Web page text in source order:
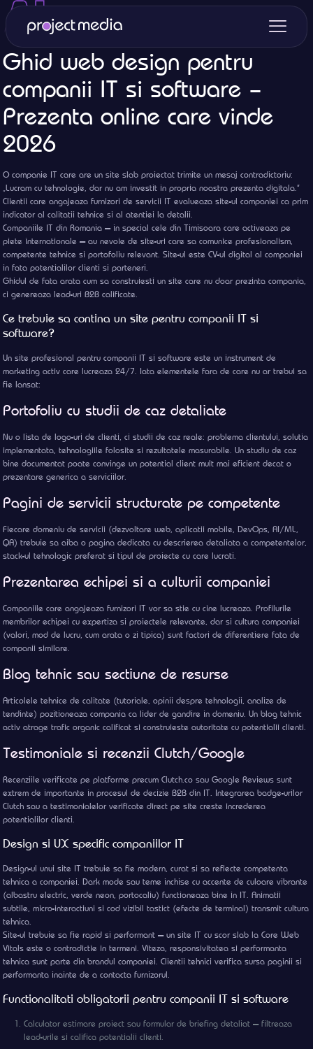
Ghid web design pentru
companii IT si software –
Prezenta online care vinde
2026
O companie IT care are un site slab proiectat trimite un mesaj contradictoriu:
„Lucram cu tehnologie, dar nu am investit in propria noastra prezenta digitala.”
Clientii care angajeaza furnizori de servicii IT evalueaza site-ul companiei ca prim
indicator al calitatii tehnice si al atentiei la detalii.
Companiile IT din Romania — in special cele din Timisoara care activeaza pe
piete internationale — au nevoie de site-uri care sa comunice profesionalism,
competente tehnice si portofoliu relevant. Site-ul este CV-ul digital al companiei
in fata potentialilor clienti si parteneri.
Ghidul de fata arata cum sa construiesti un site care nu doar prezinta compania,
ci genereaza lead-uri B2B calificate.
Ce trebuie sa contina un site pentru companii IT si
software?
Un site profesional pentru companii IT si software este un instrument de
marketing activ care lucreaza 24/7. Iata elementele fara de care nu ar trebui sa
fie lansat:
Portofoliu cu studii de caz detaliate
Nu o lista de logo-uri de clienti, ci studii de caz reale: problema clientului, solutia
implementata, tehnologiile folosite si rezultatele masurabile. Un studiu de caz
bine documentat poate convinge un potential client mult mai eficient decat o
prezentare generica a serviciilor.
Pagini de servicii structurate pe competente
Fiecare domeniu de servicii (dezvoltare web, aplicatii mobile, DevOps, AI/ML,
QA) trebuie sa aiba o pagina dedicata cu descrierea detaliata a competentelor,
stack-ul tehnologic preferat si tipul de proiecte cu care lucrati.
Prezentarea echipei si a culturii companiei
Companiile care angajeaza furnizori IT vor sa stie cu cine lucreaza. Profilurile
membrilor echipei cu expertiza si proiectele relevante, dar si cultura companiei
(valori, mod de lucru, cum arata o zi tipica) sunt factori de diferentiere fata de
companii similare.
Blog tehnic sau sectiune de resurse
Articolele tehnice de calitate (tutoriale, opinii despre tehnologii, analize de
tendinte) pozitioneaza compania ca lider de gandire in domeniu. Un blog tehnic
activ atrage trafic organic calificat si construieste autoritate cu potentialii clienti.
Testimoniale si recenzii Clutch/Google
Recenziile verificate pe platforme precum Clutch.co sau Google Reviews sunt
extrem de importante in procesul de decizie B2B din IT. Integrarea badge-urilor
Clutch sau a testimonialelor verificate direct pe site creste increderea
potentialilor clienti.
Design si UX specific companiilor IT
Design-ul unui site IT trebuie sa fie modern, curat si sa reflecte competenta
tehnica a companiei. Dark mode sau teme inchise cu accente de culoare vibrante
(albastru electric, verde neon, portocaliu) functioneaza bine in IT. Animatii
subtile, micro-interactiuni si cod vizibil tastict (efecte de terminal) transmit cultura
tehnica.
Site-ul trebuie sa fie rapid si performant — un site IT cu scor slab la Core Web
Vitals este o contradictie in termeni. Viteza, responsivitatea si performanta
tehnica sunt parte din brandul companiei. Clientii tehnici verifica sursa paginii si
performanta inainte de a contacta furnizorul.
Functionalitati obligatorii pentru companii IT si software
Calculator estimare proiect sau formular de briefing detaliat — filtreaza
lead-urile si califica potentialii clienti.